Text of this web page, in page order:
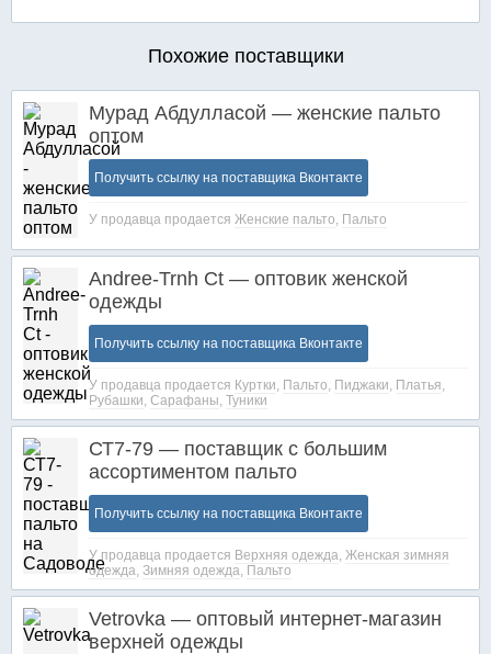
Похожие поставщики
Мурад Абдулласой — женские пальто
оптом
Получить ссылку на поставщика Вконтакте
У продавца продается Женские пальто, Пальто
Andree-Trnh Ct — оптовик женской
одежды
Получить ссылку на поставщика Вконтакте
У продавца продается Куртки, Пальто, Пиджаки, Платья,
Рубашки, Сарафаны, Туники
СТ7-79 — поставщик с большим
ассортиментом пальто
Получить ссылку на поставщика Вконтакте
У продавца продается Верхняя одежда, Женская зимняя
одежда, Зимняя одежда, Пальто
Vetrovka — оптовый интернет-магазин
верхней одежды